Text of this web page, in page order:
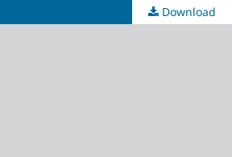
Download